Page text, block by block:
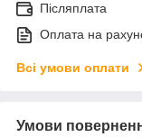
Післяплата
Оплата на
Всі умови оплати
Умови